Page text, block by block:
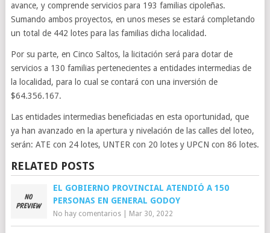
avance, y comprende servicios para 193 familias cipoleñas.
Sumando ambos proyectos, en unos meses se estará completando
un total de 442 lotes para las familias dicha localidad.
Por su parte, en Cinco Saltos, la licitación será para dotar de
servicios a 130 familias pertenecientes a entidades intermedias de
la localidad, para lo cual se contará con una inversión de
$64.356.167.
Las entidades intermedias beneficiadas en esta oportunidad, que
ya han avanzado en la apertura y nivelación de las calles del loteo,
serán: ATE con 24 lotes, UNTER con 20 lotes y UPCN con 86 lotes.
RELATED POSTS
EL GOBIERNO PROVINCIAL ATENDIÓ A 150
PERSONAS EN GENERAL GODOY
No hay comentarios| Mar 30, 2022